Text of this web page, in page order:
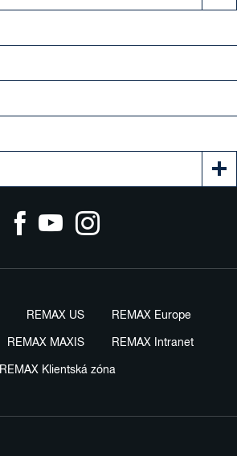
REMAX US REMAX Europe
REMAX MAXIS REMAX Intranet
REMAX Klientská zóna